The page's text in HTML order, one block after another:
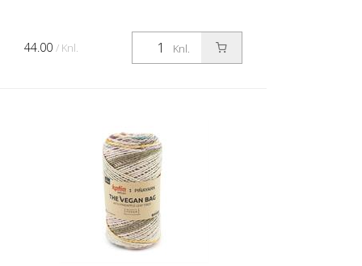
Knl.
44.00 / Knl.